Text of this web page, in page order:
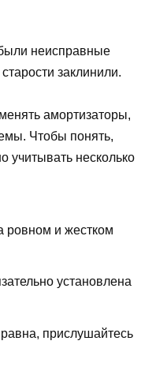
были неисправные
заклинили.
амортизаторы,
Чтобы понять,
учитывать несколько
ровном и жестком
установлена
прислушайтесь